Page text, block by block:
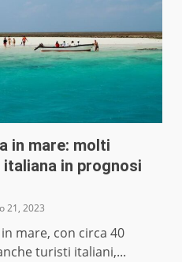
in mare: molti
in prognosi
21, 2023
mare, con circa 40
turisti italiani,...